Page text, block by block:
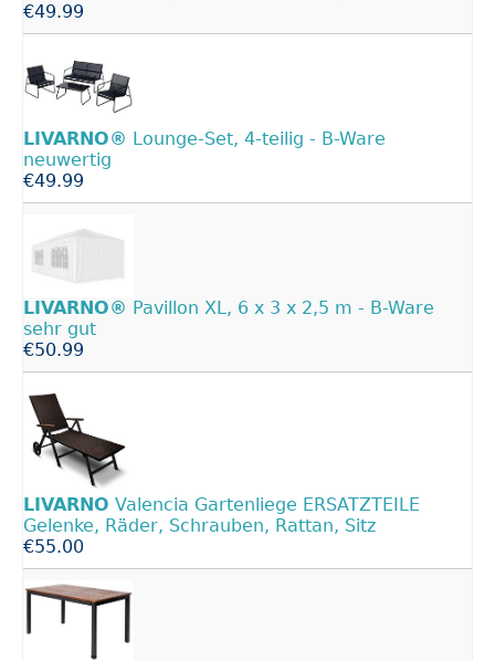
€49.99
LIVARNO® Lounge-Set, 4-teilig - B-Ware
neuwertig
€49.99
LIVARNO® Pavillon XL, 6 x 3 x 2,5 m - B-Ware
sehr gut
€50.99
LIVARNO Valencia Gartenliege ERSATZTEILE
Gelenke, Räder, Schrauben, Rattan, Sitz
€55.00